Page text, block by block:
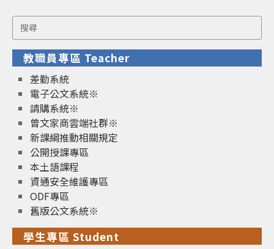
Search
for:
教職員專區 Teacher
差勤系統
電子公文系統※
請購系統※
曾文家商雲端社群※
新課綱推動相關規定
公開授課專區
本土語課程
資通安全維護專區
ODF專區
舊版公文系統※
學生專區 Student